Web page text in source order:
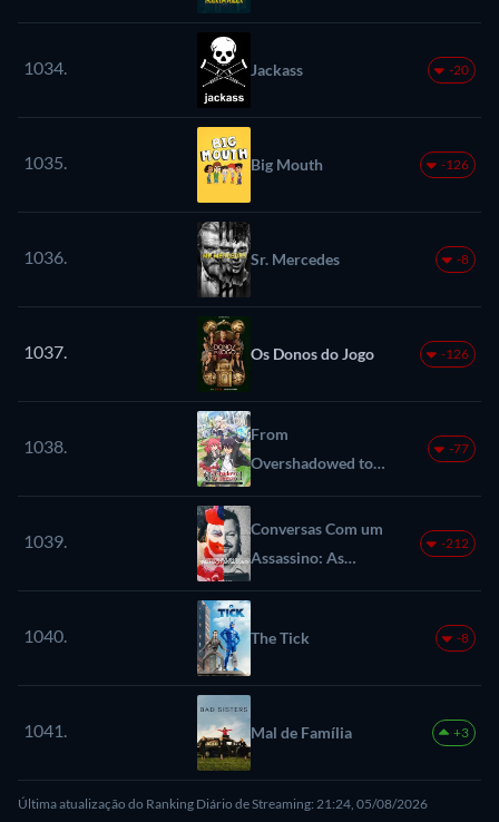
1034. Jackass -20
1035. Big Mouth -126
1036. Sr. Mercedes -8
1037. Os Donos do Jogo -126
1038.
From
Overshadowed to
Overpowered:
Second
Reincarnation of a
-77
1039.
Conversas Com um
Assassino: As
Gravações de John
-212
1040. The Tick -8
1041. Mal de Família +3
Última atualização do Ranking Diário de Streaming: 21:24, 05/08/2026